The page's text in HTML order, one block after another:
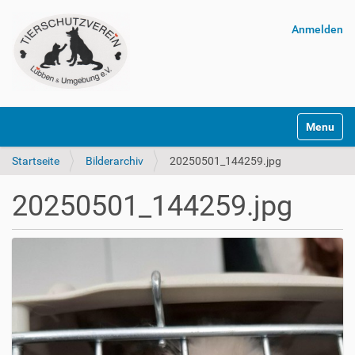
Anmelden
Startseite Bilderarchiv 20250501_144259.jpg
20250501_144259.jpg